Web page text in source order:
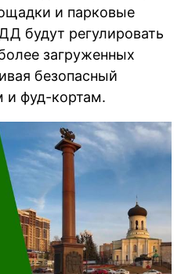
и парковые
будут регулировать
загруженных
безопасный
и фуд-кортам.